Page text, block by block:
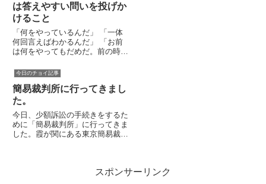
は答えやすい問いを投げか
けること
「何をやっているんだ」 「一体
何回言えばわかるんだ」 「お前
は何をやってもだめだ。前の時も
いようは、返事に困ります。答え
ようと思えば答えられますが、相
当おかしなやりとりになります
よ。たとえば、「何をやっている
今日のチョイ記事
簡易裁判所に行ってきまし
た。
今日、少額訴訟の手続きをするた
めに「簡易裁判所」に行ってきま
した。霞が関にある東京簡易裁判
簡易裁判所近くの風景です。これスポンサーリンク